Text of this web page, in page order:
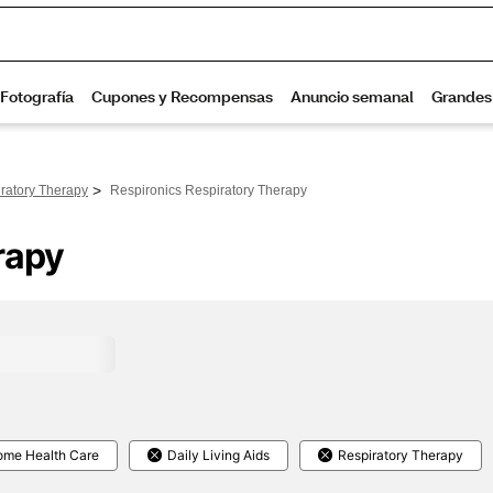
Therapy > Respironics Respiratory Therapy
Health Care Daily Living Aids Respiratory Therapy